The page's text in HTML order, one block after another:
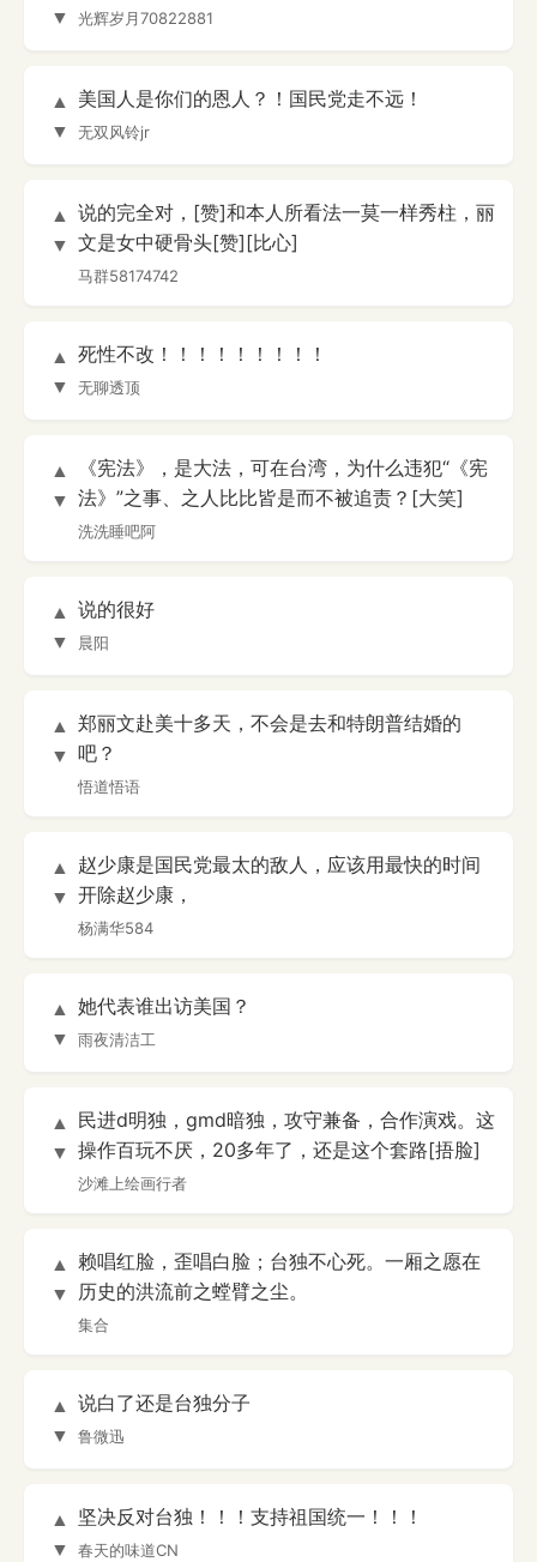
▼
光辉岁月70822881
▲
▼
美国人是你们的恩人？！国民党走不远！
无双风铃jr
▲
▼
说的完全对，[赞]和本人所看法一莫一样秀柱，丽
文是女中硬骨头[赞][比心]
马群58174742
▲
▼
死性不改！！！！！！！！！
无聊透顶
▲
▼
《宪法》，是大法，可在台湾，为什么违犯“《宪
法》”之事、之人比比皆是而不被追责？[大笑]
洗洗睡吧阿
▲
▼
说的很好
晨阳
▲
▼
郑丽文赴美十多天，不会是去和特朗普结婚的
吧？
悟道悟语
▲
▼
赵少康是国民党最太的敌人，应该用最快的时间
开除赵少康，
杨满华584
▲
▼
她代表谁出访美国？
雨夜清洁工
▲
▼
民进d明独，gmd暗独，攻守兼备，合作演戏。这
操作百玩不厌，20多年了，还是这个套路[捂脸]
沙滩上绘画行者
▲
▼
赖唱红脸，歪唱白脸；台独不心死。一厢之愿在
历史的洪流前之螳臂之尘。
集合
▲
▼
说白了还是台独分子
鲁微迅
▲
▼
坚决反对台独！！！支持祖国统一！！！
春天的味道CN